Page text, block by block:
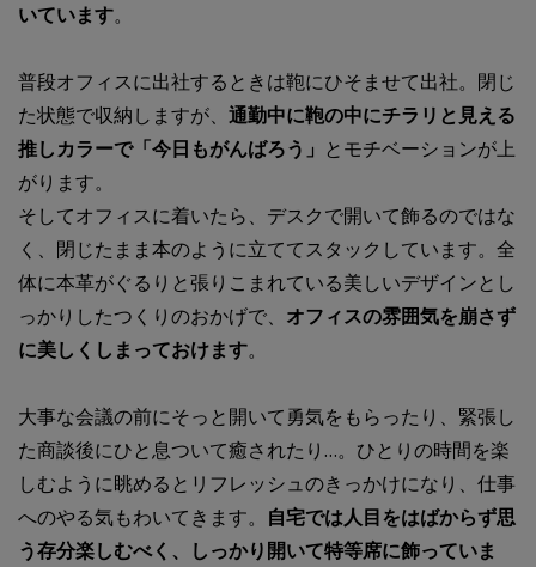
いています。
普段オフィスに出社するときは鞄にひそませて出社。閉じ
た状態で収納しますが、 通勤中に鞄の中にチラリと見える
推しカラーで「今日もがんばろう」 とモチベーションが上
がります。
そしてオフィスに着いたら、デスクで開いて飾るのではな
く、閉じたまま本のように立ててスタックしています。全
体に本革がぐるりと張りこまれている美しいデザインとし
っかりしたつくりのおかげで、 オフィスの雰囲気を崩さず
に美しくしまっておけます。
大事な会議の前にそっと開いて勇気をもらったり、緊張し
た商談後にひと息ついて癒されたり…。ひとりの時間を楽
しむように眺めるとリフレッシュのきっかけになり、仕事
へのやる気もわいてきます。 自宅では人目をはばからず思
う存分楽しむべく、しっかり開いて特等席に飾っていま